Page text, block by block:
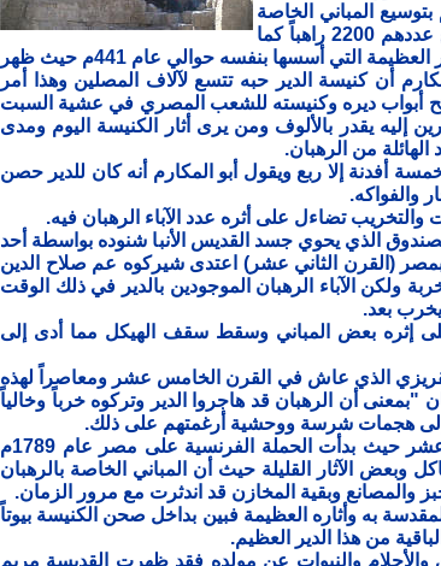
شنوده رئاسة الدير الأبيض عام 383م اهتم بتوسيع المباني الخاصة
بالرهبان مع إضافة المباني الكثيرة نظراً لزيادة عدد الرهبان حيث بلغ عددهم 2200 راهباً كما
شيد القديس العديد من المنشآت الملحقة بالدير إلى جانب كنيسة الدير العظيمة التي أسسها بنفسه حوالي عام 441م حيث ظهر
أن كنيسة الدير حبه تتسع لآلاف المصلين وهذا أمر
فتح أبواب ديره وكنيسته للشعب المصري في عشية السبت
إليه يقدر بالألوف ومن يرى أثار الكنيسة اليوم ومدى
الهائلة من الرهبان.
أفدنة إلا ربع ويقول أبو المكارم أنه كان للدير حصن
والفواكه.
والتخريب تضاءل على أثره عدد الآباء الرهبان فيه.
الذي يحوي جسد القديس الأنبا شنوده بواسطة أحد
بمصر (القرن الثاني عشر) اعتدى شيركوه عم صلاح الدين
الآباء الرهبان الموجودين بالدير في ذلك الوقت
بعد.
إثره بعض المباني وسقط سقف الهيكل مما أدى إلى
الذي عاش في القرن الخامس عشر ومعاصراً لهذه
أن الرهبان قد هاجروا الدير وتركوه خرباً وخالياً
إلى هجمات شرسة ووحشية أرغمتهم على ذلك.
وأثناء الحروب الطاحنة بين المماليك والفرنسيين في القرن الثامن عشر حيث بدأت الحملة الفرنسية على مصر عام 1789م
وبعض الآثار القليلة حيث أن المباني الخاصة بالرهبان
والمصانع وبقية المخازن قد اندثرت مع مرور الزمان.
به وأثاره العظيمة فبين بداخل صحن الكنيسة بيوتاً
من هذا الدير العظيم.
والأحلام والنبوات عن مولده فقد ظهرت القديسة مريم